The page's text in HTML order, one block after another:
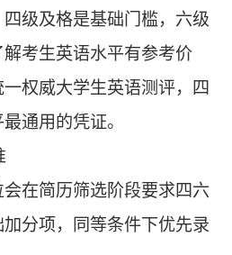
级及格是基础门槛，六级
考生英语水平有参考价
权威大学生英语测评，四
通用的凭证。
在简历筛选阶段要求四六
分项，同等条件下优先录